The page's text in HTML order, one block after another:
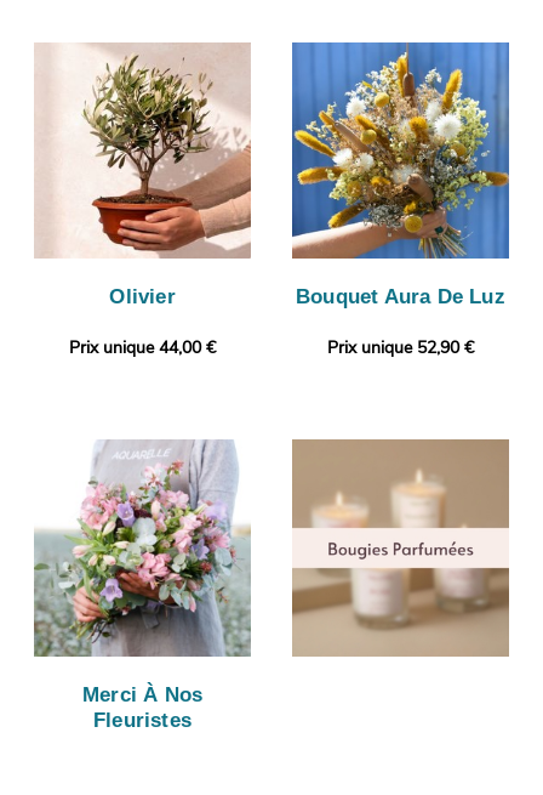
Olivier
Prix unique 44,00 €
Bouquet Aura De Luz
Prix unique 52,90 €
Merci À Nos
Fleuristes